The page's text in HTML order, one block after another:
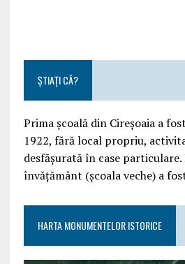
ȘTIAȚI CĂ?
Prima școală din Cireșoaia a
1922, fără local propriu,
desfășurată în case
învățământ (școala veche) a
HARTA MONUMENTELOR ISTORICE